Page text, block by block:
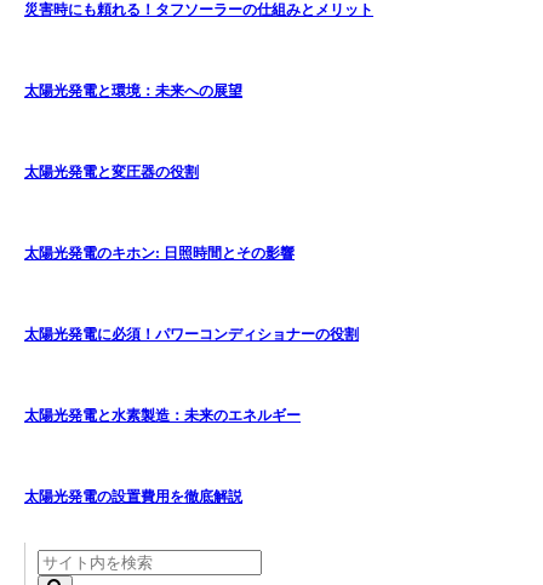
災害時にも頼れる！タフソーラーの仕組みとメリット
太陽光発電と環境：未来への展望
太陽光発電と変圧器の役割
太陽光発電のキホン: 日照時間とその影響
太陽光発電に必須！パワーコンディショナーの役割
太陽光発電と水素製造：未来のエネルギー
太陽光発電の設置費用を徹底解説